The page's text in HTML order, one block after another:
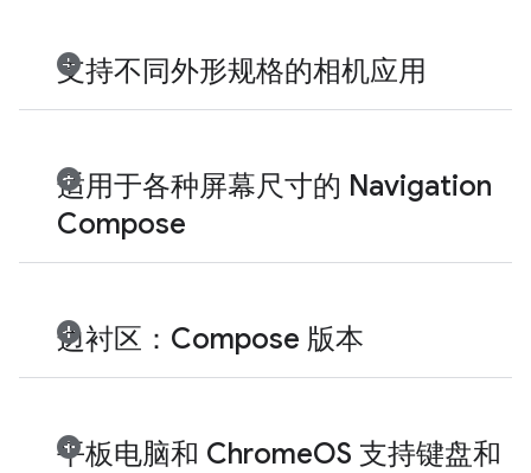
支持不同外形规格的相机应用
适用于各种屏幕尺寸的 Navigation
Compose
边衬区：Compose 版本
平板电脑和 ChromeOS 支持键盘和